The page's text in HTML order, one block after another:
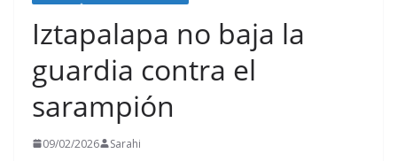
Iztapalapa no baja la
guardia contra el
sarampión
09/02/2026 Sarahi